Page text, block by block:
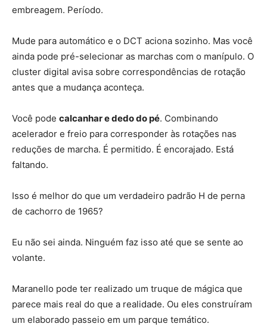
embreagem. Período.
Mude para automático e o DCT aciona sozinho. Mas você
ainda pode pré-selecionar as marchas com o manípulo. O
cluster digital avisa sobre correspondências de rotação
antes que a mudança aconteça.
Você pode calcanhar e dedo do pé. Combinando
acelerador e freio para corresponder às rotações nas
reduções de marcha. É permitido. É encorajado. Está
faltando.
Isso é melhor do que um verdadeiro padrão H de perna
de cachorro de 1965?
Eu não sei ainda. Ninguém faz isso até que se sente ao
volante.
Maranello pode ter realizado um truque de mágica que
parece mais real do que a realidade. Ou eles construíram
um elaborado passeio em um parque temático.